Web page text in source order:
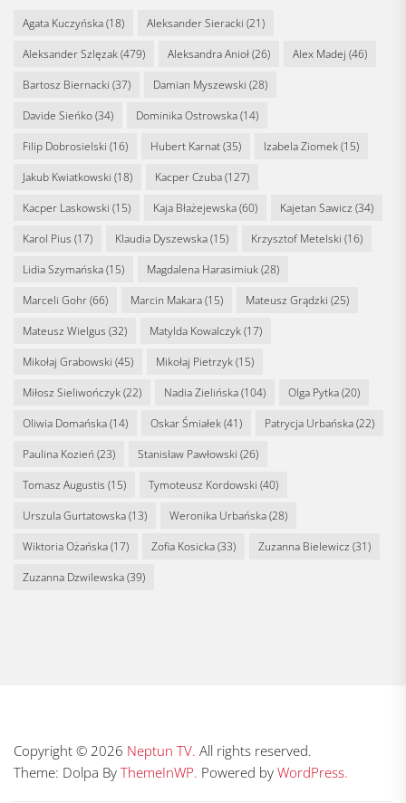
Agata Kuczyńska(18) Aleksander Sieracki (21)
Aleksander Szlęzak(479) Aleksandra Anioł(26) Alex Madej (46)
Bartosz Biernacki (37) Damian Myszewski (28)
Davide Sieńko(34) Dominika Ostrowska(14)
Filip Dobrosielski (16) Hubert Karnat(35) Izabela Ziomek(15)
Jakub Kwiatkowski (18) Kacper Czuba(127)
Kacper Laskowski (15) Kaja Błażejewska(60) Kajetan Sawicz (34)
Karol Pius (17) Klaudia Dyszewska(15) Krzysztof Metelski (16)
Lidia Szymańska(15) Magdalena Harasimiuk(28)
Marceli Gohr(66) Marcin Makara(15) Mateusz Grądzki (25)
Mateusz Wielgus (32) Matylda Kowalczyk(17)
Mikołaj Grabowski (45) Mikołaj Pietrzyk(15)
Miłosz Sieliwończyk(22) Nadia Zielińska(104) Olga Pytka(20)
Oliwia Domańska(14) Oskar Śmiałek(41) Patrycja Urbańska(22)
Paulina Kozień (23) Stanisław Pawłowski (26)
Tomasz Augustis (15) Tymoteusz Kordowski (40)
Urszula Gurtatowska(13) Weronika Urbańska(28)
Wiktoria Ożańska(17) Zofia Kosicka(33) Zuzanna Bielewicz (31)
Zuzanna Dzwilewska(39)
Copyright © 2026 Neptun TV. All rights reserved.
Theme: Dolpa By ThemeInWP. Powered by WordPress.